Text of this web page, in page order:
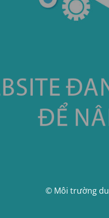
© Môi trường du